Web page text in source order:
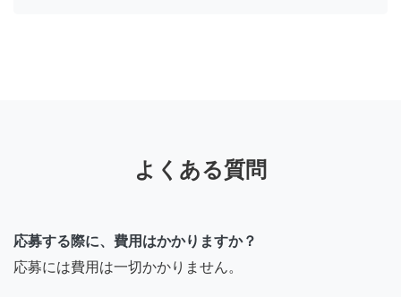
よくある質問
応募する際に、費用はかかりますか？
応募には費用は一切かかりません。